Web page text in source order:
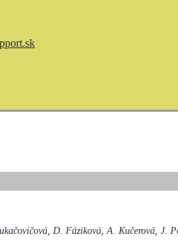
D. Fáziková, A. Kučerová,